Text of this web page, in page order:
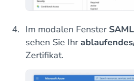
Im modalen Fenster
sehen Sie Ihr
Zertifikat.